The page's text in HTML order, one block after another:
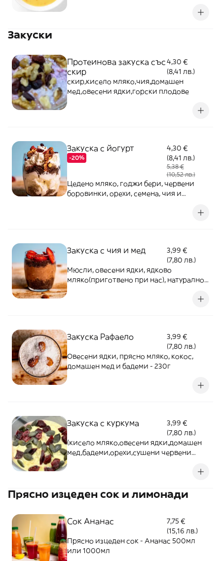
Закуски
Протеинова закуска със
скир
4,30 €
(8,41 лв.)
скир,кисело мляко,чия,домашен
мед,овесени ядки,горски плодове
Закуска с йогурт
-20%
4,30 €
(8,41 лв.)
5,38 €
(10,52 лв.)
Цедено мляко, годжи бери, червени
боровинки, орехи, семена, чия и
Закуска с чия и мед
3,99 €
(7,80 лв.)
Мюсли, овесени ядки, ядково
мляко(приготвено при нас), натурално
Закуска Рафаело
3,99 €
(7,80 лв.)
Овесени ядки, прясно мляко, кокос,
домашен мед и бадеми - 230г
Закуска с куркума
3,99 €
(7,80 лв.)
(кисело мляко,овесени ядки,домашен
мед,бадеми,орехи,сушени червени
Прясно изцеден сок и лимонади
Сок Ананас
7,75 €
(15,16 лв.)
Прясно изцеден сок - Ананас 500мл
или 1000мл